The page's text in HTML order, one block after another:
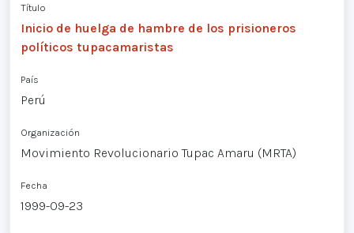
Título
Inicio de huelga de hambre de los prisioneros
políticos tupacamaristas
País
Perú
Organización
Movimiento Revolucionario Tupac Amaru (MRTA)
Fecha
1999-09-23